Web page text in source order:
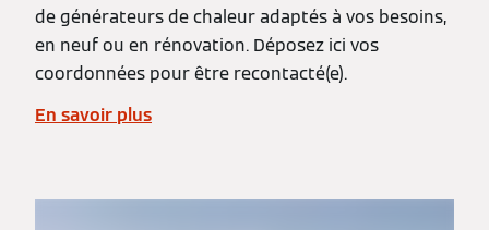
de générateurs de chaleur adaptés à vos besoins,
en neuf ou en rénovation. Déposez ici vos
coordonnées pour être recontacté(e).
En savoir plus